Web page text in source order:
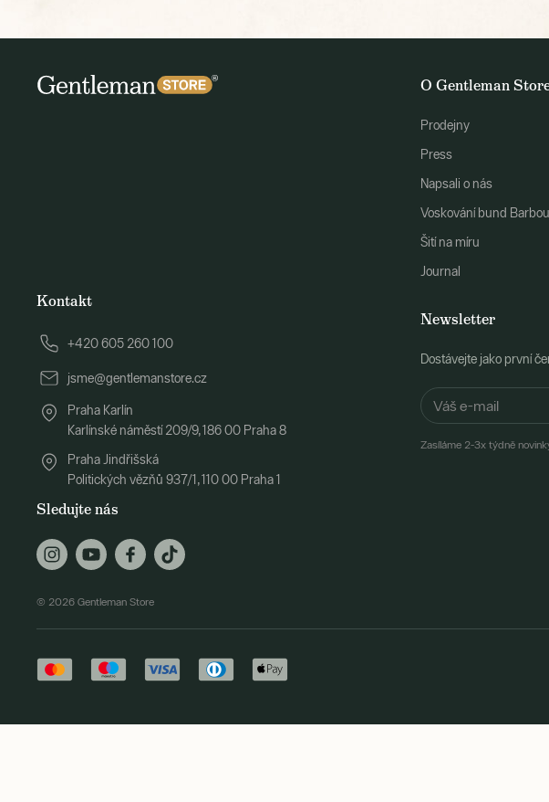
O Gentleman
Prodejny
Press
Napsali o nás
Voskování bund
Šití na míru
Journal
Newsletter
Dostávejte jako první
Zasíláme 2-3x týdně
Kontakt
+420 605 260 100
jsme@gentlemanstore.cz
Praha Karlín
Karlínské náměstí 209/9, 186 00 Praha 8
Praha Jindřišská
Politických vězňů 937/1, 110 00 Praha 1
Sledujte nás
© 2026 Gentleman Store